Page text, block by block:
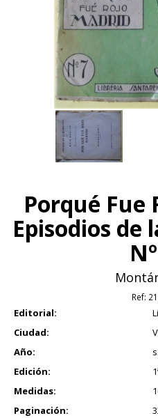
Porqué Fue
Episodios de
Ref:
Editorial:
Ciudad:
Año:
Edición:
Medidas:
Paginación: